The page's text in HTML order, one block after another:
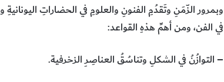
وبمرور الزّمَنِ وتَقدُمِ الفنونِ والعلومِ في الحضاراتِ اليونانيةِ
في الفن، ومن أهمِّ هذهِ القواعد:
– التوازُنُ في الشكلِ وتناسُقُ العناصِرِ الزخرفية.